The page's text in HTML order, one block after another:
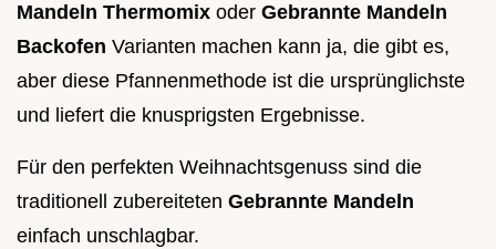
Mandeln Thermomix oder Gebrannte Mandeln
Backofen Varianten machen kann ja, die gibt es,
aber diese Pfannenmethode ist die ursprünglichste
und liefert die knusprigsten Ergebnisse.
Für den perfekten Weihnachtsgenuss sind die
traditionell zubereiteten Gebrannte Mandeln
einfach unschlagbar.